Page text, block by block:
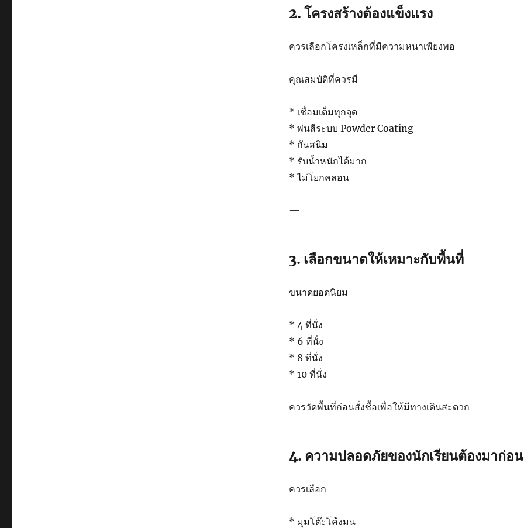
2. โครงสร้างต้องแข็งแรง
ควรเลือกโครงเหล็กที่มีความหนาเพียงพอ
คุณสมบัติที่ควรมี
* เชื่อมเต็มทุกจุด
* พ่นสีระบบ Powder Coating
* กันสนิม
* รับน้ำหนักได้มาก
* ไม่โยกคลอน
—
3. เลือกขนาดให้เหมาะกับพื้นที่
ขนาดยอดนิยม
* 4 ที่นั่ง
* 6 ที่นั่ง
* 8 ที่นั่ง
* 10 ที่นั่ง
ควรวัดพื้นที่ก่อนสั่งซื้อเพื่อให้มีทางเดินสะดวก
4. ความปลอดภัยของนักเรียนต้องมาก่อน
ควรเลือก
* มุมโต๊ะโค้งมน